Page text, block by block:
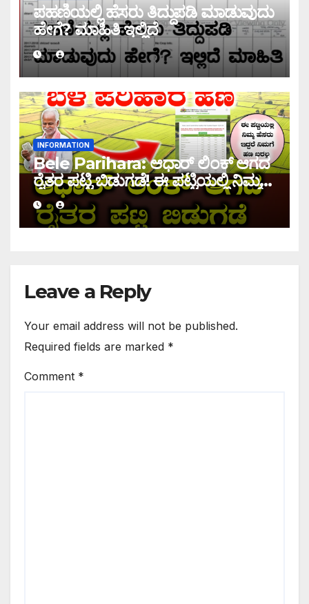
ಪಹಣಿಯಲ್ಲಿ ಹೆಸರು ತಿದ್ದುಪಡಿ ಮಾಡುವುದು
ಹೇಗೆ? ಮಾಹಿತಿ ಇಲ್ಲಿದೆ
INFORMATION
Bele Parihara: ಆಧಾರ್ ಲಿಂಕ್ ಆಗದ
ರೈತರ ಪಟ್ಟಿ ಬಿಡುಗಡೆ! ಈ ಪಟ್ಟಿಯಲ್ಲಿ ನಿಮ್ಮ
ಹೆಸರು ಇದ್ದರೆ ನಿಮಗೆ ಹಣ ಜಮಾ ಆಗಲ್ಲ !
Leave a Reply
Your email address will not be published.
Required fields are marked *
Comment *